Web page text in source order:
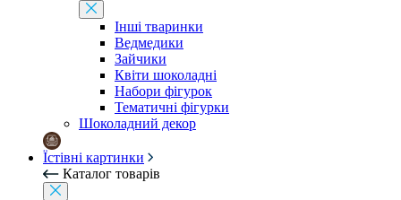
Інші тваринки
Ведмедики
Зайчики
Квіти шоколадні
Набори фігурок
Тематичні фігурки
Шоколадний декор
Їстівні картинки
Каталог товарів